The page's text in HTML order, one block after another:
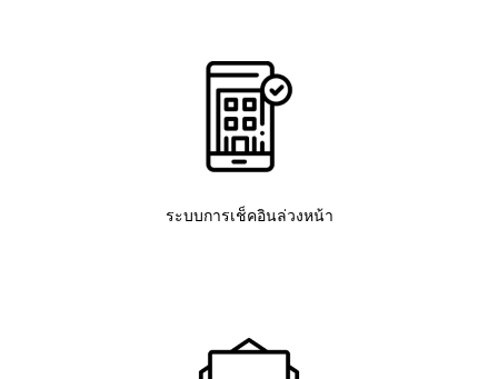
ระบบการเช็คอินล่วงหน้า